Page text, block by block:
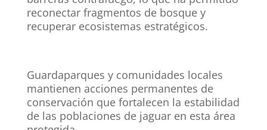
reconectar fragmentos de bosque y
recuperar ecosistemas estratégicos.
Guardaparques y comunidades locales
mantienen acciones permanentes de
conservación que fortalecen la estabilidad
de las poblaciones de jaguar en esta área